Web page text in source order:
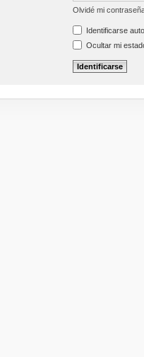
Olvidé mi
Identificarse
Ocultar mi